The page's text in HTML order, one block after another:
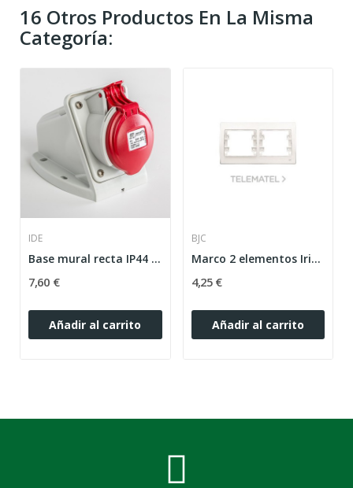
16 Otros Productos En La Misma
Categoría:
IDE
Base mural recta IP44 3 polos + tierra 380V 16A...
7,60 €
Añadir al carrito
BJC
Marco 2 elementos Iris/aura en blanco
4,25 €
Añadir al carrito